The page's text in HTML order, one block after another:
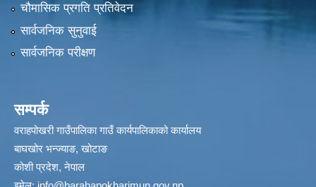
चौमासिक प्रगति प्रतिवेदन
सार्वजनिक सुनुवाई
सार्वजनिक परीक्षण
सम्पर्क
वराहपोखरी गाउँपालिका गाउँ कार्यपालिकाको कार्यालय
बाघखोर भन्ज्याङ, खोटाङ
कोशी प्रदेश, नेपाल